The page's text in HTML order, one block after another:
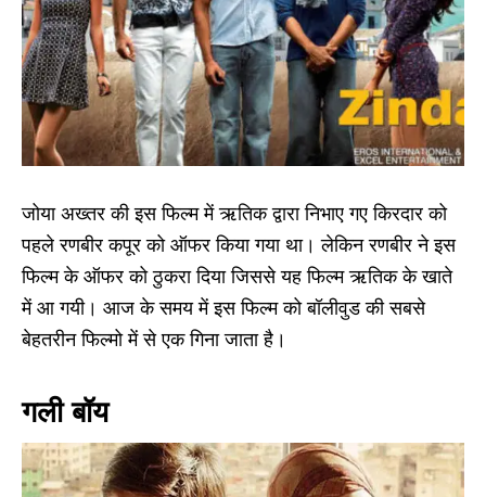
जोया अख्तर की इस फिल्म में ऋतिक द्वारा निभाए गए किरदार को
पहले रणबीर कपूर को ऑफर किया गया था। लेकिन रणबीर ने इस
फिल्म के ऑफर को ठुकरा दिया जिससे यह फिल्म ऋतिक के खाते
में आ गयी। आज के समय में इस फिल्म को बॉलीवुड की सबसे
बेहतरीन फिल्मो में से एक गिना जाता है।
गली बॉय